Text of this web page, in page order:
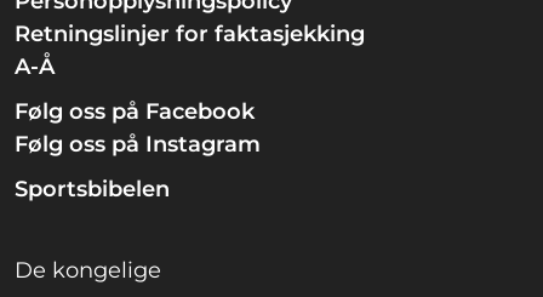
Retningslinjer for faktasjekking
A-Å
Følg oss på Facebook
Følg oss på Instagram
Sportsbibelen
De kongelige